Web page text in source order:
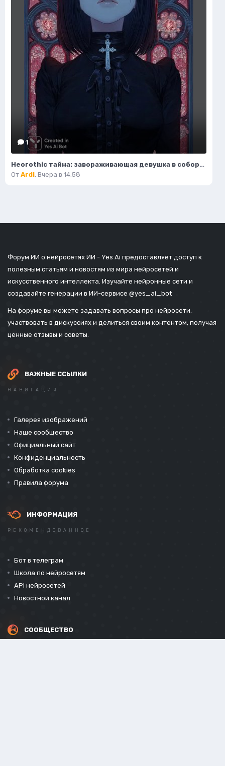
1
Неогothic тайна: завораживающая девушка в соборе под красным лунным светом. Генерация из нейросети Миджорни
От Ardi, Вчера в 14:58
Форум ИИ о нейросетях ИИ - Yes Ai предоставляет доступ к
полезным статьям и новостям из мира нейросетей и
искусственного интеллекта. Изучайте нейронные сети и
создавайте генерации в ИИ-сервисе @yes_ai_bot
На форуме вы можете задавать вопросы про нейросети,
участвовать в дискуссиях и делиться своим контентом, получая
ценные отзывы и советы.
ВАЖНЫЕ ССЫЛКИ
НАВИГАЦИЯ
Галерея изображений
Наше сообщество
Официальный сайт
Конфиденциальность
Обработка cookies
Правила форума
ИНФОРМАЦИЯ
РЕКОМЕНДОВАННОЕ
Бот в телеграм
Школа по нейросетям
API нейросетей
Новостной канал
СООБЩЕСТВО